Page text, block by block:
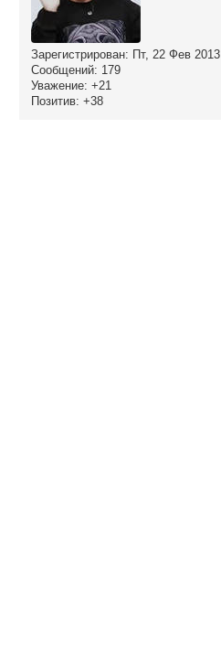
Зарегистрирован: Пт, 22 Фев 2013
Сообщений: 179
Уважение: +21
Позитив: +38